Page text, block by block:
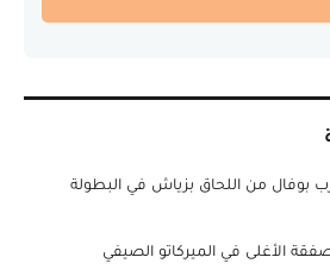
بوفال من اللحاق بزياش في البطولة
الأغلى في الميركاتو الصيفي